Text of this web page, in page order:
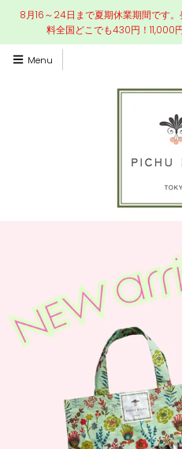
8月16～24日まで夏期休業期間です
料全国どこでも430円！11,000
Menu